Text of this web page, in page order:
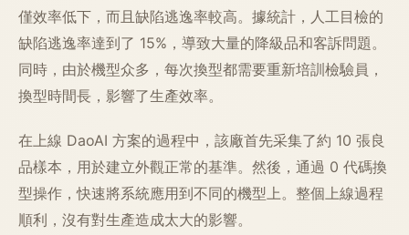
僅效率低下，而且缺陷逃逸率較高。據統計，人工目檢的
缺陷逃逸率達到了 15%，導致大量的降級品和客訴問題。
同時，由於機型众多，每次換型都需要重新培訓檢驗員，
換型時間長，影響了生產效率。
在上線 DaoAI 方案的過程中，該廠首先采集了約 10 張良
品樣本，用於建立外觀正常的基準。然後，通過 0 代碼換
型操作，快速將系統應用到不同的機型上。整個上線過程
順利，沒有對生產造成太大的影響。